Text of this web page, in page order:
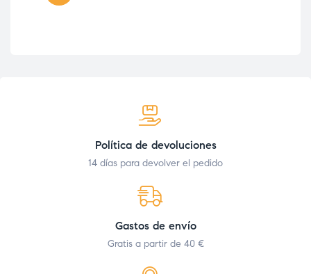
Política de devoluciones
14 días para devolver el pedido
Gastos de envío
Gratis a partir de 40 €